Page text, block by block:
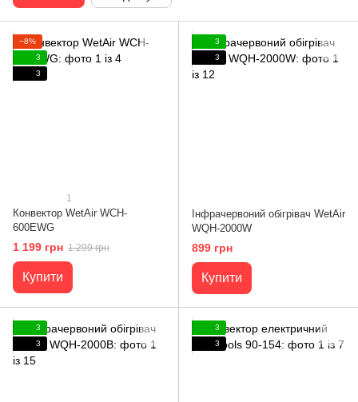
−8%
3
3
1
Конвектор WetAir WCH-
600EWG
1 199 грн 1 299 грн
Купити
3
3
Інфрачервоний обігрівач WetAir
WQH-2000W
899 грн
Купити
3
3
3
3